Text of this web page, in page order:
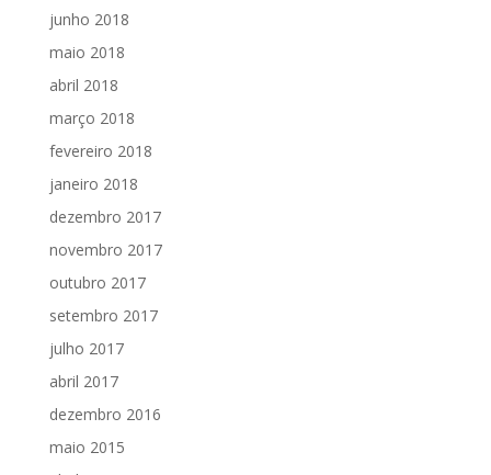
junho 2018
maio 2018
abril 2018
março 2018
fevereiro 2018
janeiro 2018
dezembro 2017
novembro 2017
outubro 2017
setembro 2017
julho 2017
abril 2017
dezembro 2016
maio 2015